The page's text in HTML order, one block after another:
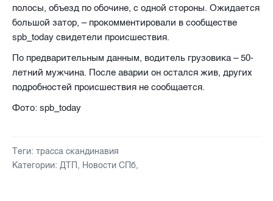
полосы, объезд по обочине, с одной стороны. Ожидается
большой затор, – прокомментировали в сообществе
spb_today свидетели происшествия.
По предварительным данным, водитель грузовика – 50-
летний мужчина. После аварии он остался жив, других
подробностей происшествия не сообщается.
Фото: spb_today
Теги: трасса скандинавия
Категории: ДТП, Новости СПб,